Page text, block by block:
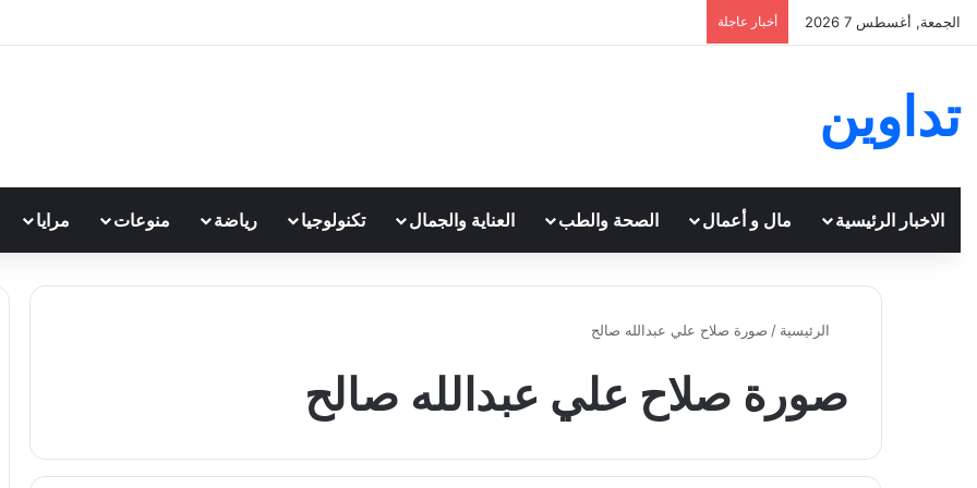
الجمعة, أغسطس 7 2026 أخبار عاجلة
تداوين
الاخبار الرئيسية مال و أعمال الصحة والطب العناية والجمال تكنولوجيا رياضة منوعات مرايا
الرئيسية / صورة صلاح علي عبدالله صالح
صورة صلاح علي عبدالله صالح